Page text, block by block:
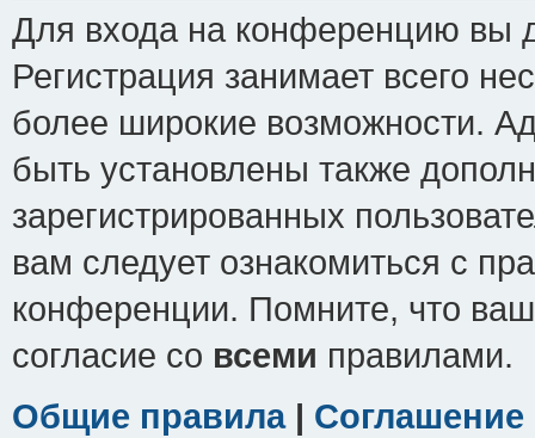
Для входа на конференцию вы
Регистрация занимает всего
более широкие возможности.
быть установлены также
зарегистрированных
вам следует ознакомиться с
конференции. Помните, что
согласие со всеми правилами.
Общие правила|